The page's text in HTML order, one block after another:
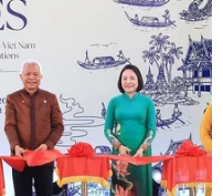
biến thông minh trên